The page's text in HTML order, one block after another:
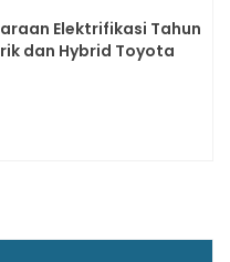
Elektrifikasi Tahun
dan Hybrid Toyota